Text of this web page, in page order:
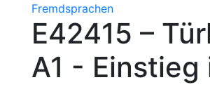
Fremdsprachen
E42415 –
A1 - Einstieg